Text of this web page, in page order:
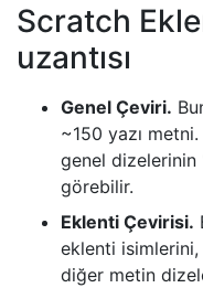
Scratch
uzantısı
Genel Çeviri.
~150 yazı
genel dizelerinin
görebilir.
Eklenti Çevirisi.
eklenti isimlerini,
diğer metin